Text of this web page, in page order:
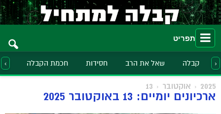
תפריט
קבלה שאל את הרב חסידות חכמת הקבלה ›
‹
2025 אוקטובר 13
ארכיונים יומיים: 13 באוקטובר 2025